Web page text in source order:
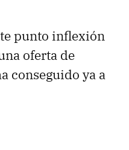
punto inflexión
oferta de
conseguido ya a